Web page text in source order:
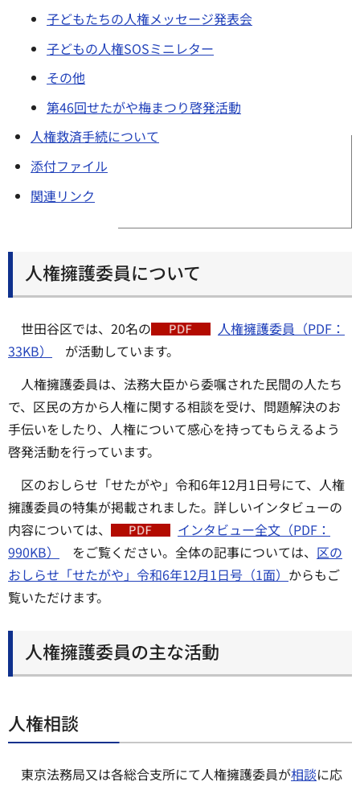
子どもたちの人権メッセージ発表会
子どもの人権SOSミニレター
その他
第46回せたがや梅まつり啓発活動
人権救済手続について
添付ファイル
関連リンク
人権擁護委員について
世田谷区では、20名の
人権擁護委員（PDF：
33KB）
が活動しています。
人権擁護委員は、法務大臣から委嘱された民間の人たち
で、区民の方から人権に関する相談を受け、問題解決のお
手伝いをしたり、人権について感心を持ってもらえるよう
啓発活動を行っています。
区のおしらせ「せたがや」令和6年12月1日号にて、人権
擁護委員の特集が掲載されました。詳しいインタビューの
内容については、
インタビュー全文（PDF：
990KB）
をご覧ください。全体の記事については、 区の
おしらせ「せたがや」令和6年12月1日号（1面） からもご
覧いただけます。
人権擁護委員の主な活動
人権相談
東京法務局又は各総合支所にて人権擁護委員が相談に応